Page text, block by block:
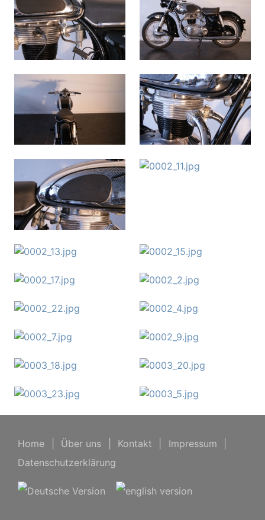
Home Über uns Kontakt Impressum
Datenschutzerklärung